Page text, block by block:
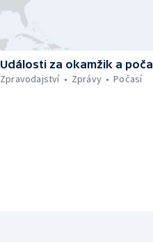
Události za okamžik a
Zpravodajství
Zprávy Počasí